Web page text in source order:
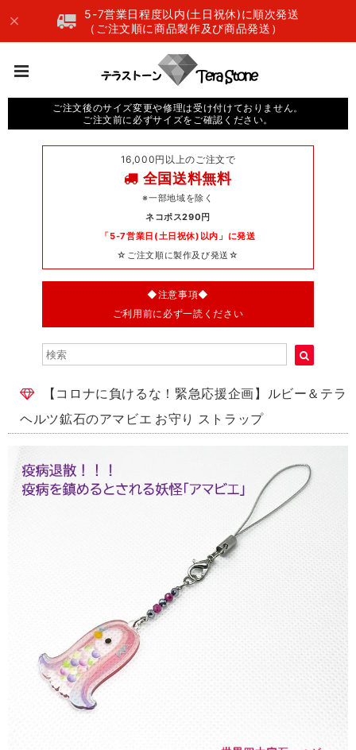
5-7営業日程度以内(土日祝休)に順次発送
（ご注文順に商品製作及び商品発送）
ご注文後のサイズ変更や修理は受け付けておりません。
ご注文前に必ずサイズをご確認ください。
16,000円以上のご注文で
全国送料無料
※一部地域を除く
ネコポス290円
「5-7営業日(土日祝休)以内」に発送
☆ご注文順に製作及び発送☆
◆注意事項◆
ご利用前に必ず一読ください
【コロナに負けるな！緊急応援企画】ルビー＆テラ
ヘルツ鉱石のアマビエ お守り ストラップ